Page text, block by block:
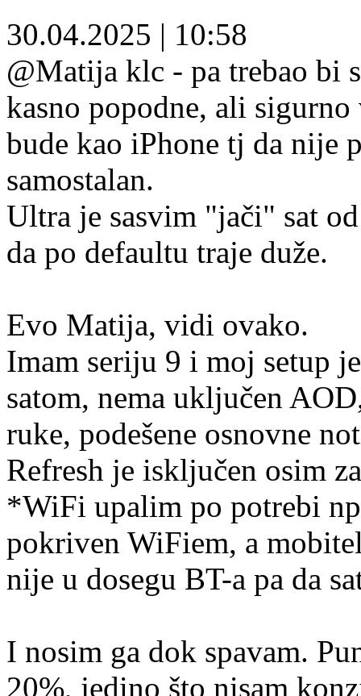
30.04.2025 | 10:58
@Matija klc - pa trebao bi
kasno popodne, ali
bude kao iPhone tj da nije
samostalan.
Ultra je sasvim "jači" sat
da po defaultu traje duže.
Evo Matija, vidi ovako.
Imam seriju 9 i moj setup
satom, nema uključen
ruke, podešene osnovne
Refresh je isključen osim
*WiFi upalim po potrebi
pokriven WiFiem, a
nije u dosegu BT-a pa da
I nosim ga dok spavam.
20%, jedino što nisam